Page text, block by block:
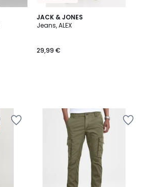
JACK & JONES
Jeans, ALEX
29,99 €